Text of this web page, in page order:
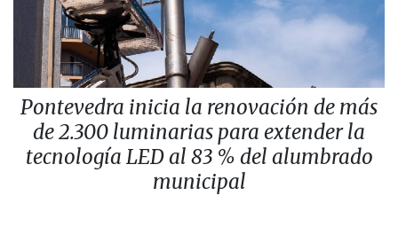
Pontevedra inicia la renovación de más
de 2.300 luminarias para extender la
tecnología LED al 83 % del alumbrado
municipal